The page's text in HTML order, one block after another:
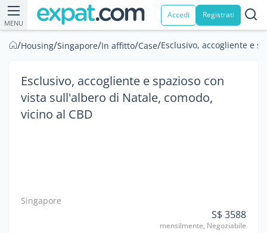
MENU
Accedi Registrati
/Housing/Singapore/In affitto/Case/Esclusivo, accogliente e
Esclusivo, accogliente e spazioso con
vista sull'albero di Natale, comodo,
vicino al CBD
Singapore
S$ 3588
mensilmente, Negoziabile